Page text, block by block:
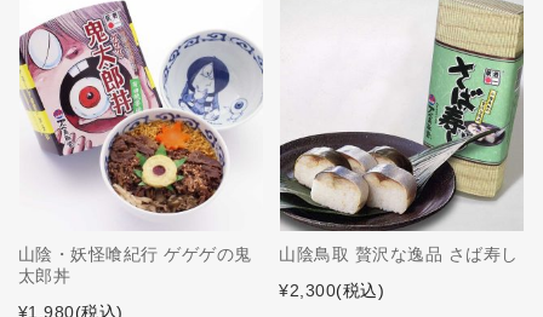
山陰・妖怪喰紀行 ゲゲゲの鬼
太郎丼
¥1,980(税込)
山陰鳥取 贅沢な逸品 さば寿し
¥2,300(税込)